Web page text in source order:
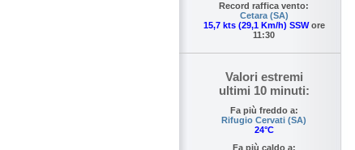
Record raffica vento:
Cetara (SA)
15,7 kts (29,1 Km/h) SSWore
11:30
Valori estremi
ultimi 10 minuti:
Fa più freddo a:
Rifugio Cervati (SA)
24°C
Fa più caldo a: